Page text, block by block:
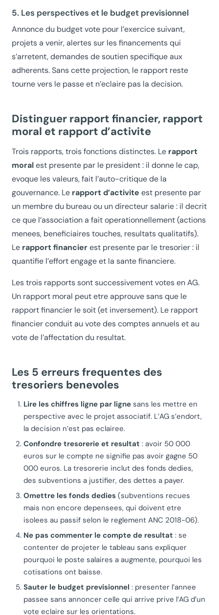
5. Les perspectives et le budget previsionnel
Annonce du budget vote pour l’exercice suivant,
projets a venir, alertes sur les financements qui
s’arretent, demandes de soutien specifique aux
adherents. Sans cette projection, le rapport reste
tourne vers le passe et n’eclaire pas la decision.
Distinguer rapport financier, rapport
moral et rapport d’activite
Trois rapports, trois fonctions distinctes. Le rapport
moralest presente par le president : il donne le cap,
evoque les valeurs, fait l’auto-critique de la
gouvernance. Le rapport d’activite est presente par
un membre du bureau ou un directeur salarie : il decrit
ce que l’association a fait operationnellement (actions
menees, beneficiaires touches, resultats qualitatifs).
Le rapport financierest presente par le tresorier : il
quantifie l’effort engage et la sante financiere.
Les trois rapports sont successivement votes en AG.
Un rapport moral peut etre approuve sans que le
rapport financier le soit (et inversement). Le rapport
financier conduit au vote des comptes annuels et au
vote de l’affectation du resultat.
Les 5 erreurs frequentes des
tresoriers benevoles
Lire les chiffres ligne par ligne sans les mettre en
perspective avec le projet associatif. L’AG s’endort,
la decision n’est pas eclairee.
Confondre tresorerie et resultat : avoir 50 000
euros sur le compte ne signifie pas avoir gagne 50
000 euros. La tresorerie inclut des fonds dedies,
des subventions a justifier, des dettes a payer.
Omettre les fonds dedies (subventions recues
mais non encore depensees, qui doivent etre
isolees au passif selon le reglement ANC 2018-06).
Ne pas commenter le compte de resultat : se
contenter de projeter le tableau sans expliquer
pourquoi le poste salaires a augmente, pourquoi les
cotisations ont baisse.
Sauter le budget previsionnel : presenter l’annee
passee sans annoncer celle qui arrive prive l’AG d’un
vote eclaire sur les orientations.